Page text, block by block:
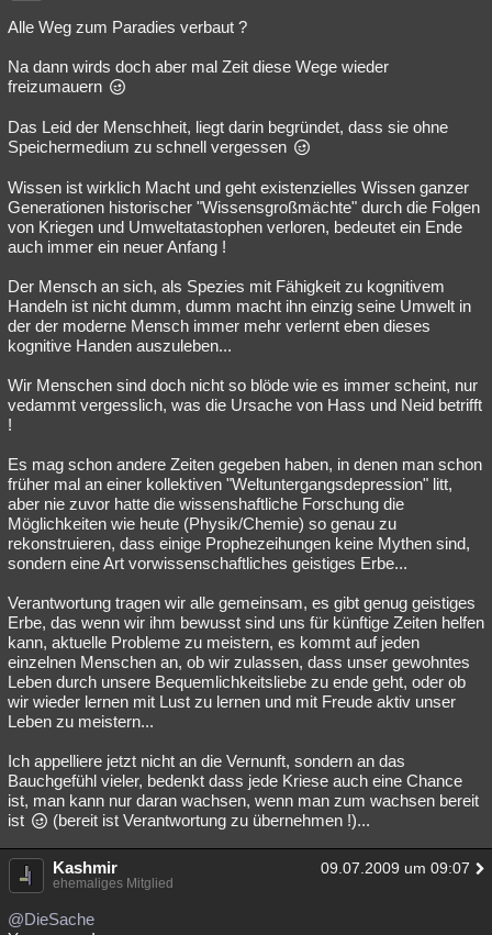
Alle Weg zum Paradies verbaut ?
Na dann wirds doch aber mal Zeit diese Wege wieder
freizumauern
Das Leid der Menschheit, liegt darin begründet, dass sie ohne
Speichermedium zu schnell vergessen
Wissen ist wirklich Macht und geht existenzielles Wissen ganzer
Generationen historischer "Wissensgroßmächte" durch die Folgen
von Kriegen und Umweltatastophen verloren, bedeutet ein Ende
auch immer ein neuer Anfang !
Der Mensch an sich, als Spezies mit Fähigkeit zu kognitivem
Handeln ist nicht dumm, dumm macht ihn einzig seine Umwelt in
der der moderne Mensch immer mehr verlernt eben dieses
kognitive Handen auszuleben...
Wir Menschen sind doch nicht so blöde wie es immer scheint, nur
vedammt vergesslich, was die Ursache von Hass und Neid betrifft
!
Es mag schon andere Zeiten gegeben haben, in denen man schon
früher mal an einer kollektiven "Weltuntergangsdepression" litt,
aber nie zuvor hatte die wissenshaftliche Forschung die
Möglichkeiten wie heute (Physik/Chemie) so genau zu
rekonstruieren, dass einige Prophezeihungen keine Mythen sind,
sondern eine Art vorwissenschaftliches geistiges Erbe...
Verantwortung tragen wir alle gemeinsam, es gibt genug geistiges
Erbe, das wenn wir ihm bewusst sind uns für künftige Zeiten helfen
kann, aktuelle Probleme zu meistern, es kommt auf jeden
einzelnen Menschen an, ob wir zulassen, dass unser gewohntes
Leben durch unsere Bequemlichkeitsliebe zu ende geht, oder ob
wir wieder lernen mit Lust zu lernen und mit Freude aktiv unser
Leben zu meistern...
Ich appelliere jetzt nicht an die Vernunft, sondern an das
Bauchgefühl vieler, bedenkt dass jede Kriese auch eine Chance
ist, man kann nur daran wachsen, wenn man zum wachsen bereit
ist
(bereit ist Verantwortung zu übernehmen !)...
Kashmir 09.07.2009 um 09:07
ehemaliges Mitglied
@DieSache